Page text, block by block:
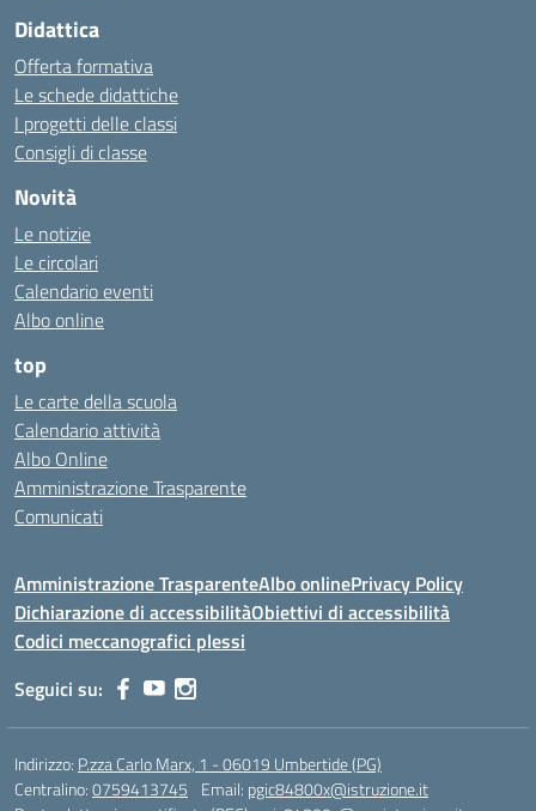
Didattica
Offerta formativa
Le schede didattiche
I progetti delle classi
Consigli di classe
Novità
Le notizie
Le circolari
Calendario eventi
Albo online
top
Le carte della scuola
Calendario attività
Albo Online
Amministrazione Trasparente
Comunicati
Amministrazione TrasparenteAlbo onlinePrivacy Policy
Dichiarazione di accessibilitàObiettivi di accessibilità
Codici meccanografici plessi
Seguici su:
Indirizzo: P.zza Carlo Marx, 1 - 06019 Umbertide (PG)
Centralino:0759413745 Email: pgic84800x@istruzione.it